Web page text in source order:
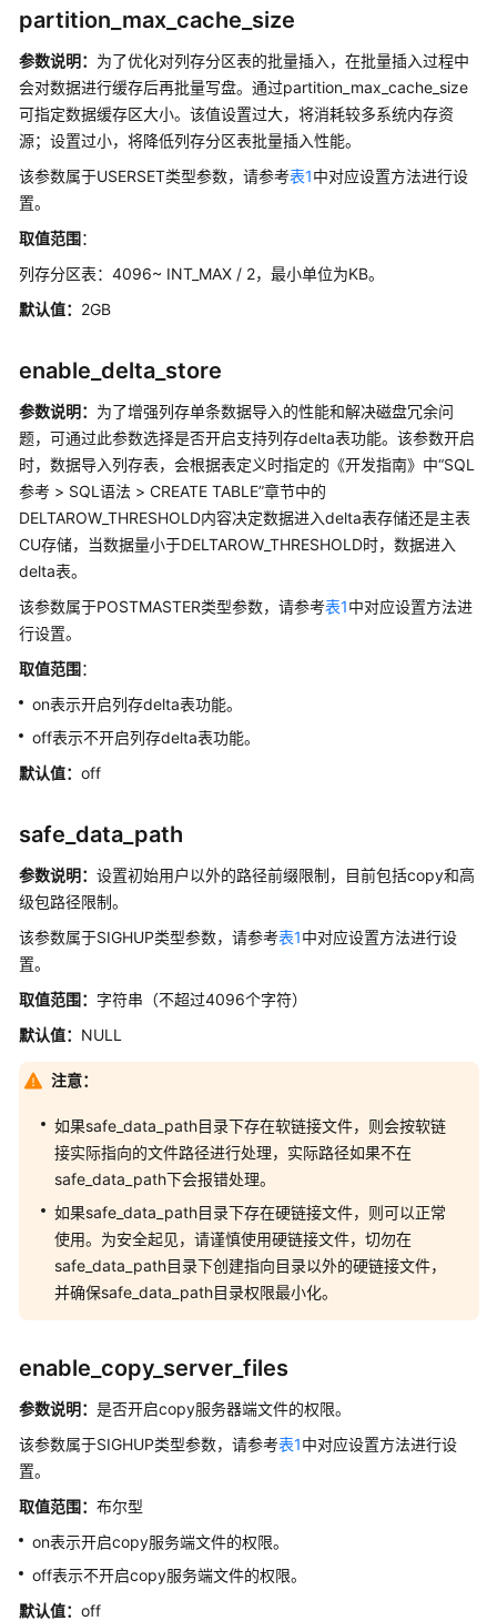
开
发
指
南
布
_V2.0-
开
南
（集
式
_V2.0-
10.x）
开
发
指
南
布
式
8.x）
指
南
（集
式
8.x）
开
发
指
南
布
式
_V2.0-
3.x）
开
南
中
式
数
库
系
partition_max_cache_size
参数说明： 为了优化对列存分区表的批量插入，在批量插入过程中
会对数据进行缓存后再批量写盘。通过partition_max_cache_size
可指定数据缓存区大小。该值设置过大，将消耗较多系统内存资
源；设置过小，将降低列存分区表批量插入性能。
该参数属于USERSET类型参数，请参考表1中对应设置方法进行设
置。
取值范围：
列存分区表：4096~ INT_MAX / 2，最小单位为KB。
默认值： 2GB
enable_delta_store
参数说明： 为了增强列存单条数据导入的性能和解决磁盘冗余问
题，可通过此参数选择是否开启支持列存delta表功能。该参数开启
时，数据导入列存表，会根据表定义时指定的《开发指南》中“SQL
参考 > SQL语法 > CREATE TABLE”章节中的
DELTAROW_THRESHOLD内容决定数据进入delta表存储还是主表
CU存储，当数据量小于DELTAROW_THRESHOLD时，数据进入
delta表。
该参数属于POSTMASTER类型参数，请参考表1中对应设置方法进
行设置。
取值范围：
on表示开启列存delta表功能。
off表示不开启列存delta表功能。
默认值： off
safe_data_path
参数说明： 设置初始用户以外的路径前缀限制，目前包括copy和高
级包路径限制。
该参数属于SIGHUP类型参数，请参考表1中对应设置方法进行设
置。
取值范围： 字符串（不超过4096个字符）
默认值： NULL
注意：
如果safe_data_path目录下存在软链接文件，则会按软链
接实际指向的文件路径进行处理，实际路径如果不在
safe_data_path下会报错处理。
如果safe_data_path目录下存在硬链接文件，则可以正常
使用。为安全起见，请谨慎使用硬链接文件，切勿在
safe_data_path目录下创建指向目录以外的硬链接文件，
并确保safe_data_path目录权限最小化。
enable_copy_server_files
参数说明： 是否开启copy服务器端文件的权限。
该参数属于SIGHUP类型参数，请参考表1中对应设置方法进行设
置。
取值范围： 布尔型
on表示开启copy服务端文件的权限。
off表示不开启copy服务端文件的权限。
默认值： off